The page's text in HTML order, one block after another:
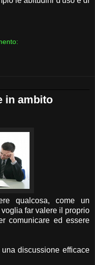
in ambito
qualcosa, come un
far valere il proprio
comunicare ed essere
discussione efficace